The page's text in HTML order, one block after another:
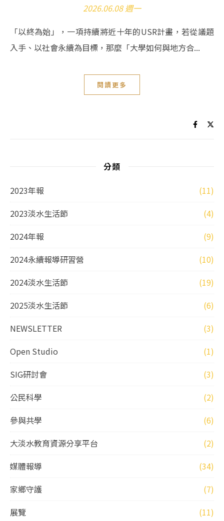
2026.06.08 週一
「以終為始」，一項持續將近十年的USR計畫，若從議題
入手、以社會永續為目標，那麼「大學如何與地方合...
閱讀更多
分類
2023年報
(11)
2023淡水生活節
(4)
2024年報
(9)
2024永續報導研習營
(10)
2024淡水生活節
(19)
2025淡水生活節
(6)
NEWSLETTER
(3)
Open Studio
(1)
SIG研討會
(3)
公民科學
(2)
參與共學
(6)
大淡水教育資源分享平台
(2)
媒體報導
(34)
家鄉守護
(7)
展覽
(11)